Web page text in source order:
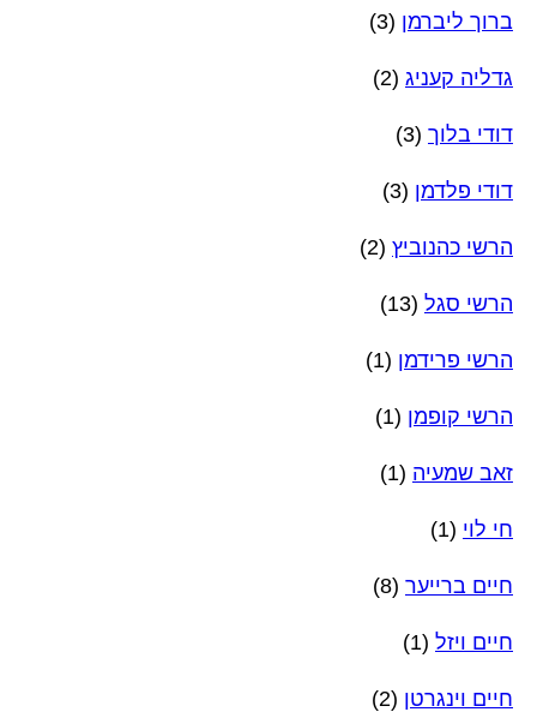
ברוך ליברמן (3)
גדליה קעניג (2)
דודי בלוך (3)
דודי פלדמן (3)
הרשי כהנוביץ (2)
הרשי סגל (13)
הרשי פרידמן (1)
הרשי קופמן (1)
זאב שמעיה (1)
חי לוי (1)
חיים ברייער (8)
חיים ויזל (1)
חיים וינגרטן (2)